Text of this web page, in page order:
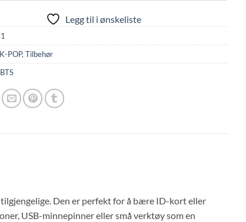
Legg til i ønskeliste
K-POP,Tilbehør
BTS
Den er perfekt for å bære ID-kort eller
USB-minnepinner eller små verktøy som en